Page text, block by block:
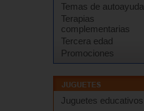
Temas de autoayuda
Terapias
complementarias
Tercera edad
Promociones
Juguetes educativos